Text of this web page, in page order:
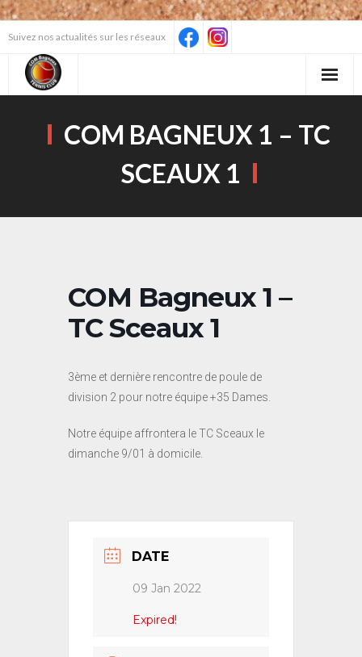
Skip
content
Suivez nos actualités sur les réseaux
COM BAGNEUX 1 – TC
SCEAUX 1
COM Bagneux 1 –
TC Sceaux 1
3ème et dernière rencontre de poule de
division 2 pour notre équipe +35 Dames.
Notre équipe affrontera le TC Sceaux le
dimanche 9/01 à domicile.
DATE
09 Jan 2022
Expired!